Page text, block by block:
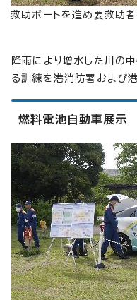
救助ボートを進め要救助
降雨により増水した川の
る訓練を港消防署および
燃料電池自動車展示